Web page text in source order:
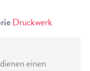
Druckwerk
einen